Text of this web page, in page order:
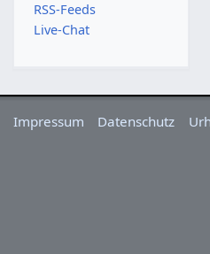
RSS-Feeds
Live-Chat
Impressum Datenschutz